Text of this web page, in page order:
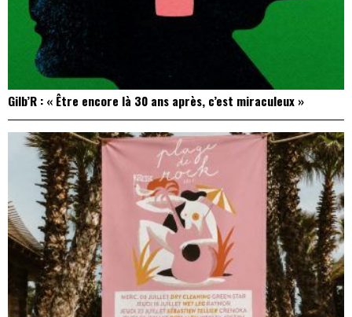
Gilb’R : « Être encore là 30 ans après, c’est miraculeux »